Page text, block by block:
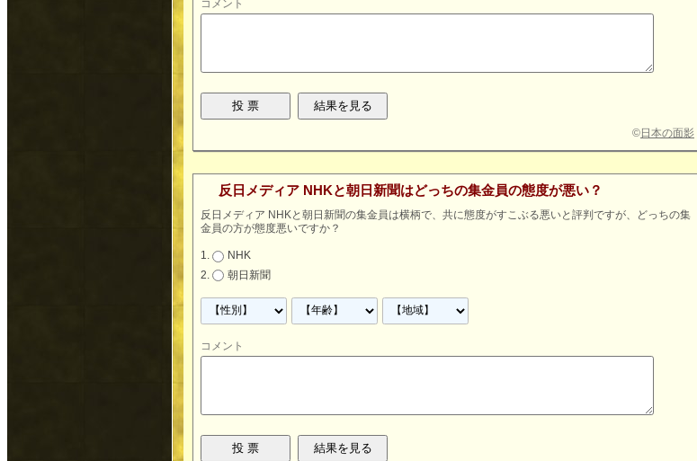
コメント
©日本の面影
反日メディア NHKと朝日新聞はどっちの集金員の態度が悪い？
反日メディア NHKと朝日新聞の集金員は横柄で、共に態度がすこぶる悪いと評判ですが、どっちの集
金員の方が態度悪いですか？
NHK
朝日新聞
コメント